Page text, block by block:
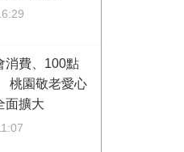
消費、100點
桃園敬老愛心
面擴大